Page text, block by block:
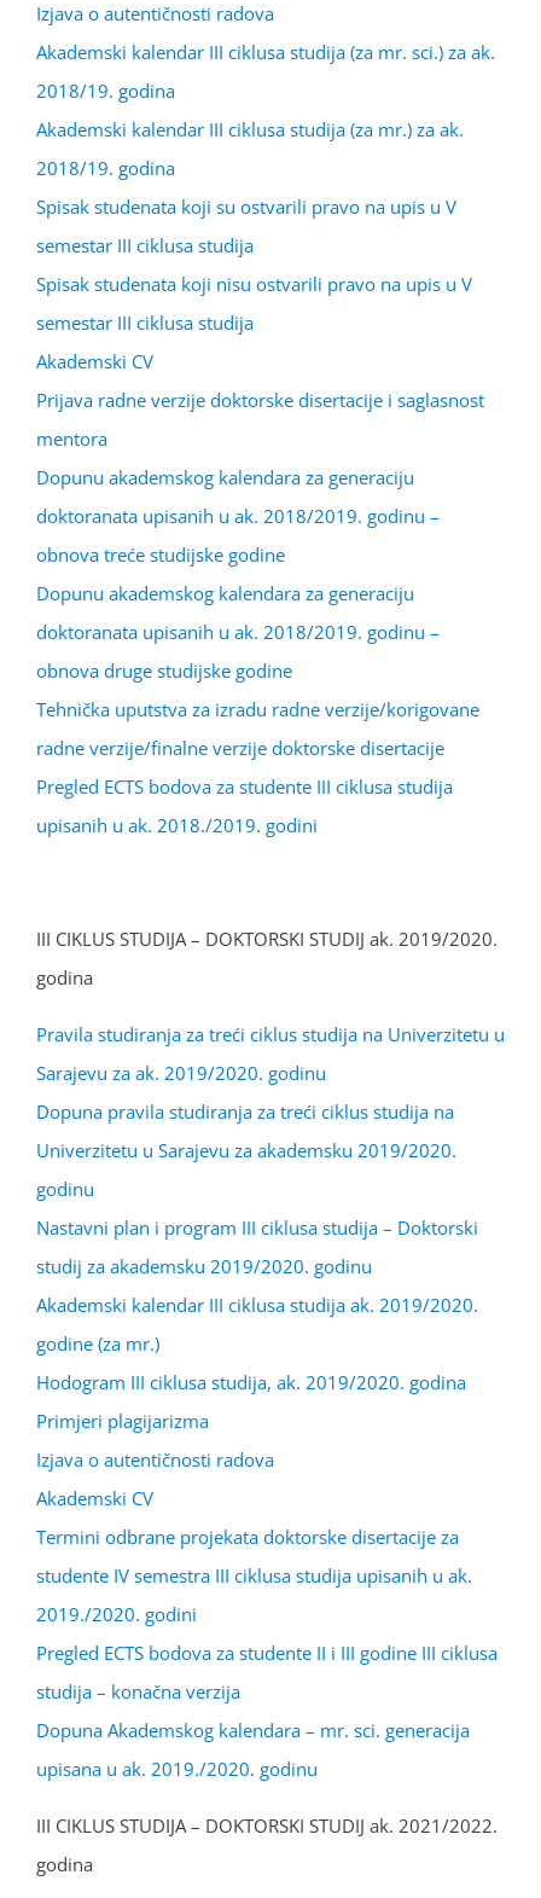
Izjava o autentičnosti radova
Akademski kalendar III ciklusa studija (za mr. sci.) za ak.
2018/19. godina
Akademski kalendar III ciklusa studija (za mr.) za ak.
2018/19. godina
Spisak studenata koji su ostvarili pravo na upis u V
semestar III ciklusa studija
Spisak studenata koji nisu ostvarili pravo na upis u V
semestar III ciklusa studija
Akademski CV
Prijava radne verzije doktorske disertacije i saglasnost
mentora
Dopunu akademskog kalendara za generaciju
doktoranata upisanih u ak. 2018/2019. godinu –
obnova treće studijske godine
Dopunu akademskog kalendara za generaciju
doktoranata upisanih u ak. 2018/2019. godinu –
obnova druge studijske godine
Tehnička uputstva za izradu radne verzije/korigovane
radne verzije/finalne verzije doktorske disertacije
Pregled ECTS bodova za studente III ciklusa studija
upisanih u ak. 2018./2019. godini
III CIKLUS STUDIJA – DOKTORSKI STUDIJ ak. 2019/2020.
godina
Pravila studiranja za treći ciklus studija na Univerzitetu u
Sarajevu za ak. 2019/2020. godinu
Dopuna pravila studiranja za treći ciklus studija na
Univerzitetu u Sarajevu za akademsku 2019/2020.
godinu
Nastavni plan i program III ciklusa studija – Doktorski
studij za akademsku 2019/2020. godinu
Akademski kalendar III ciklusa studija ak. 2019/2020.
godine (za mr.)
Hodogram III ciklusa studija, ak. 2019/2020. godina
Primjeri plagijarizma
Izjava o autentičnosti radova
Akademski CV
Termini odbrane projekata doktorske disertacije za
studente IV semestra III ciklusa studija upisanih u ak.
2019./2020. godini
Pregled ECTS bodova za studente II i III godine III ciklusa
studija – konačna verzija
Dopuna Akademskog kalendara – mr. sci. generacija
upisana u ak. 2019./2020. godinu
III CIKLUS STUDIJA – DOKTORSKI STUDIJ ak. 2021/2022.
godina